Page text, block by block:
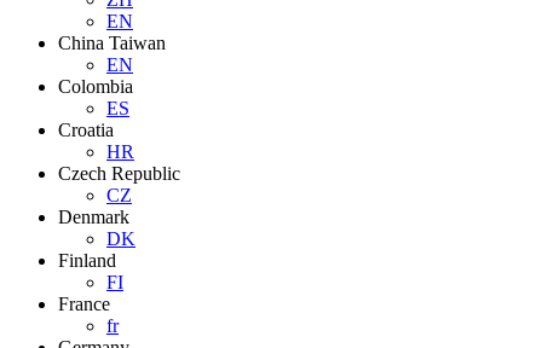
EN
China Taiwan
EN
Colombia
ES
Croatia
HR
Czech Republic
CZ
Denmark
DK
Finland
FI
France
fr